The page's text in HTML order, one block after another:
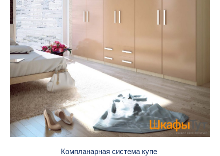
Компланарная система купе